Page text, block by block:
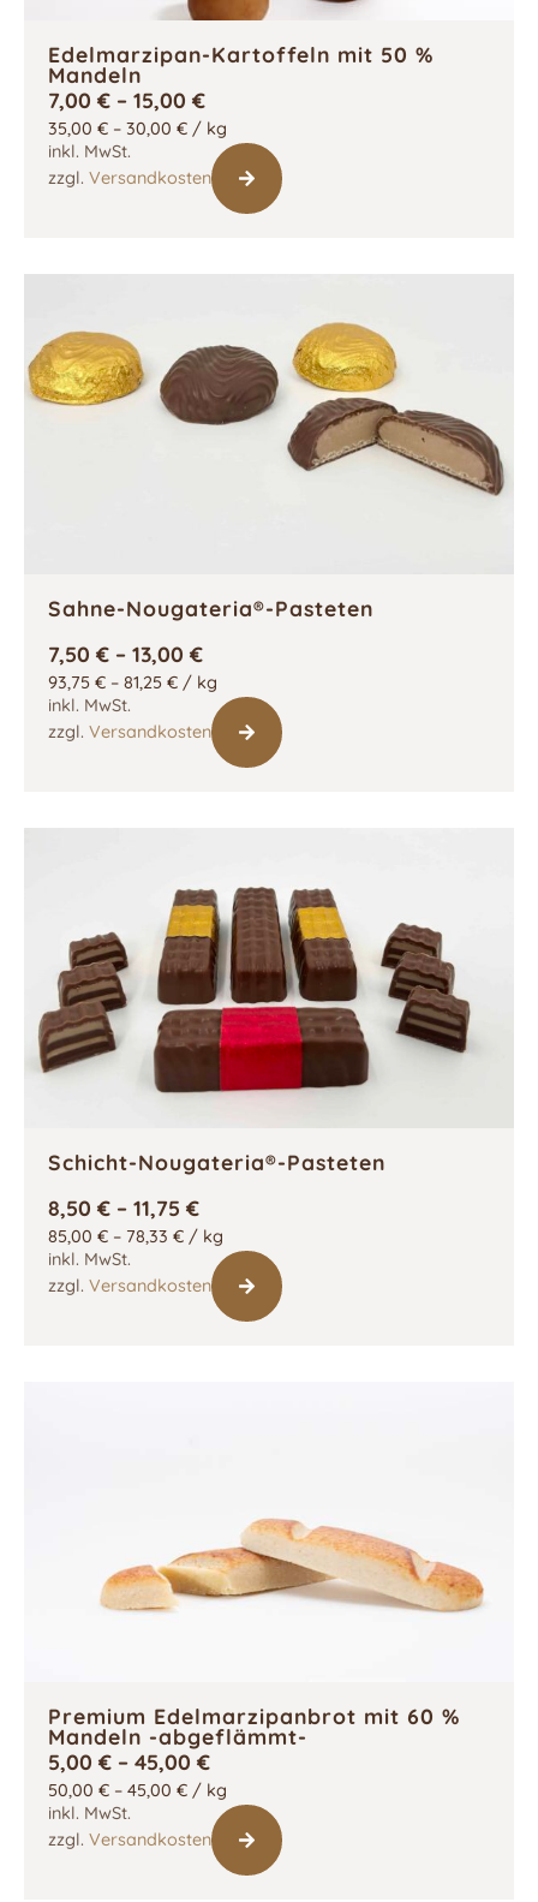
Edelmarzipan-Kartoffeln mit 50 %
Mandeln
7,00 € – 15,00 €
35,00 € – 30,00 € / kg
inkl. MwSt.
zzgl. Versandkosten
Sahne-Nougateria®-Pasteten
7,50 € – 13,00 €
93,75 € – 81,25 € / kg
inkl. MwSt.
zzgl. Versandkosten
Schicht-Nougateria®-Pasteten
8,50 € – 11,75 €
85,00 € – 78,33 € / kg
inkl. MwSt.
zzgl. Versandkosten
Premium Edelmarzipanbrot mit 60 %
Mandeln -abgeflämmt-
5,00 € – 45,00 €
50,00 € – 45,00 € / kg
inkl. MwSt.
zzgl. Versandkosten